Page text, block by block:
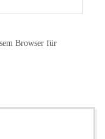
Browser für